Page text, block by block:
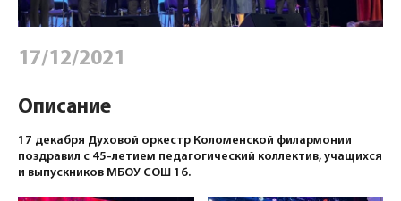
17/12/2021
Описание
17 декабря Духовой оркестр Коломенской филармонии
поздравил с 45-летием педагогический коллектив, учащихся
и выпускников МБОУ СОШ 16.